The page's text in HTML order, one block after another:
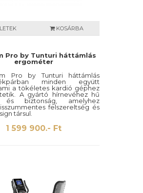
KOSÁRBA
Pro by Tunturi háttámlás
ergométer
Pro by Tunturi háttámlás
minden együtt
a tökéletes kardió géphez
A gyártó hírnevéhez hű
és biztonság, amelyhez
felszereltség és
társul.
1 599 900.- Ft